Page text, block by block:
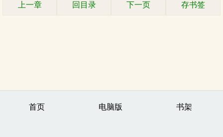
上一章 回目录 下一页 存书签
首页 电脑版 书架